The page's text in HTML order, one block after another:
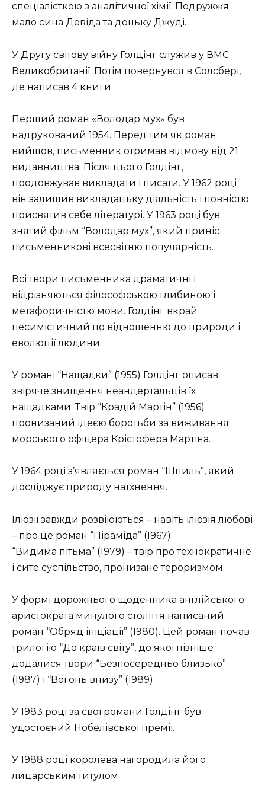
спеціалісткою з аналітичної хімії. Подружжя
мало сина Девіда та доньку Джуді.
У Другу світову війну Голдінг служив у ВМС
Великобританії. Потім повернувся в Солсбері,
де написав 4 книги.
Перший роман «Володар мух» був
надрукований 1954. Перед тим як роман
вийшов, письменник отримав відмову від 21
видавництва. Після цього Голдінг,
продовжував викладати і писати. У 1962 році
він залишив викладацьку діяльність і повністю
присвятив себе літературі. У 1963 році був
знятий фільм “Володар мух”, який приніс
письменникові всесвітню популярність.
Всі твори письменника драматичні і
відрізняються філософською глибиною і
метафоричністю мови. Голдінг вкрай
песимістичний по відношенню до природи і
еволюції людини.
У романі “Нащадки” (1955) Голдінг описав
звіряче знищення неандертальців їх
нащадками. Твір “Крадій Мартін” (1956)
пронизаний ідеєю боротьби за виживання
морського офіцера Крістофера Мартіна.
У 1964 році з’являється роман “Шпиль”, який
досліджує природу натхнення.
Ілюзії завжди розвіюються – навіть ілюзія любові
– про це роман “Піраміда” (1967).
“Видима пітьма” (1979) – твір про технократичне
і сите суспільство, пронизане тероризмом.
У формі дорожнього щоденника англійського
аристократа минулого століття написаний
роман “Обряд ініціації” (1980). Цей роман почав
трилогію “До країв світу”, до якої пізніше
додалися твори “Безпосередньо близько”
(1987) і “Вогонь внизу” (1989).
У 1983 році за свої романи Голдінг був
удостоєний Нобелівської премії.
У 1988 році королева нагородила його
лицарським титулом.